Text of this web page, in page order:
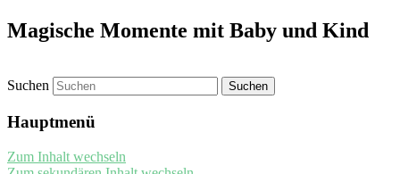
Magische Momente mit Baby und Kind
Suchen
Hauptmenü
Zum Inhalt wechseln